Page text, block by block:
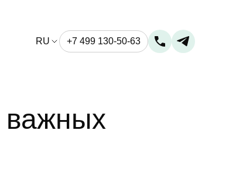
RU +7 499 130-50-63
важных